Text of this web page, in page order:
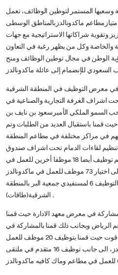
وسعيها المستمر لتوطين الوظائف، تعمل
ماكدونالدزبالمناطق الوسطى
وتقوية شراكاتها الاستراتيجية مع جهات
والخاصة وكل من يظهر رغبة في التعاون
الوطن في مجال توطين الوظائف ومنح
في معرض التوظيف في المنطقة الشرقية
اشراف الغرفة التجارية والصناعية في
السمو الملكي الأميرسعود بن نايف بن
قمنا باستقبال العديد من الطلبات وتم
تعيينهم في مراكز مختلفة في مطاعم المنطقة
لقاءات الدمام تحت اشراف صندوق
تنمية الموارد البشرية (هدف) حيث تم توظيف أيضا 18 موظفا أخرين للعمل في
مطاعم المنطقة الشرقية بالاضافة الى اختيار 73 موظف للعمل في ماكدونالدز
من خلال المشاركة في ملتقى التوظيف 6 لمستفيدي جمعية البر بالمنطقة
الشرقية(طاقات) .
في معرض معهد الادارة حيث قمنا
مطاعم الرياض وبجانب ذلك قمنا بالمشاركة في
المعرض التوظيفي الخاص بجمعية قوت حيث قمنا بتوظيف 20 موظف للعمل
في مختلف الوظائف في ماكدونالدز، الى جانب توظيف 16 متقدم في ملتقى